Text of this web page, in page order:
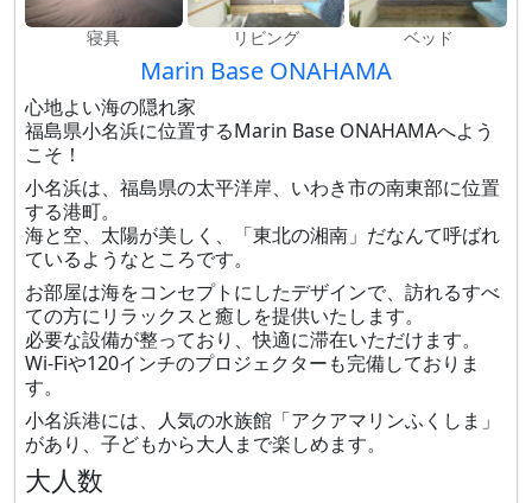
寝具 リビング ベッド
Marin Base ONAHAMA
心地よい海の隠れ家
福島県小名浜に位置するMarin Base ONAHAMAへよう
こそ！
小名浜は、福島県の太平洋岸、いわき市の南東部に位置
する港町。
海と空、太陽が美しく、「東北の湘南」だなんて呼ばれ
ているようなところです。
お部屋は海をコンセプトにしたデザインで、訪れるすべ
ての方にリラックスと癒しを提供いたします。
必要な設備が整っており、快適に滞在いただけます。
Wi-Fiや120インチのプロジェクターも完備しておりま
す。
小名浜港には、人気の水族館「アクアマリンふくしま」
があり、子どもから大人まで楽しめます。
大人数